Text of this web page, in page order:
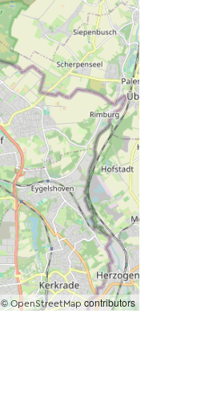
©OpenStreetMapcontributors